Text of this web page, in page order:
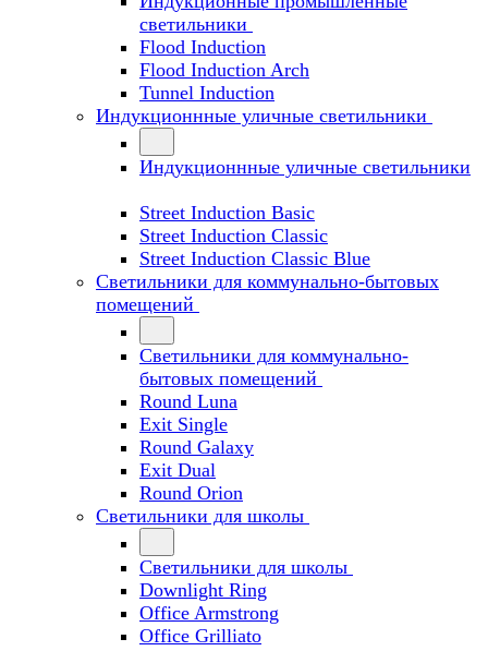
светильники
Flood Induction
Flood Induction Arch
Tunnel Induction
Индукционнные уличные светильники
Индукционнные уличные светильники
Street Induction Basic
Street Induction Classic
Street Induction Classic Blue
Светильники для коммунально-бытовых
помещений
Светильники для коммунально-
бытовых помещений
Round Luna
Exit Single
Round Galaxy
Exit Dual
Round Orion
Светильники для школы
Светильники для школы
Downlight Ring
Office Armstrong
Office Grilliato